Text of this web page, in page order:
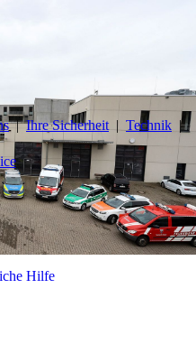
Ihre Sicherheit Technik
Hilfe